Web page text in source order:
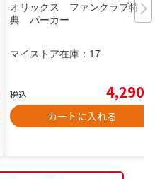
オリックス ファンクラブ特
典 パーカー
マイストア在庫： 17
税込 4,290
カートに入れる